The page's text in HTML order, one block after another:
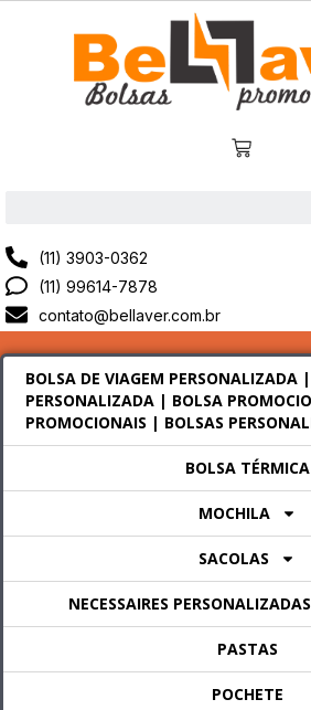
(11) 3903-0362
(11) 99614-7878
contato@bellaver.com.br
BOLSA DE VIAGEM PERSONALIZADA
PERSONALIZADA | BOLSA
PROMOCIONAIS | BOLSAS
BOLSA TÉRMICA
MOCHILA
SACOLAS
NECESSAIRES
PASTAS
POCHETE